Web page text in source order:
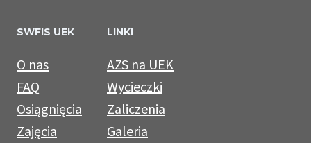
SWFIS UEK
O nas
FAQ
Osiągnięcia
Zajęcia
LINKI
AZS na UEK
Wycieczki
Zaliczenia
Galeria